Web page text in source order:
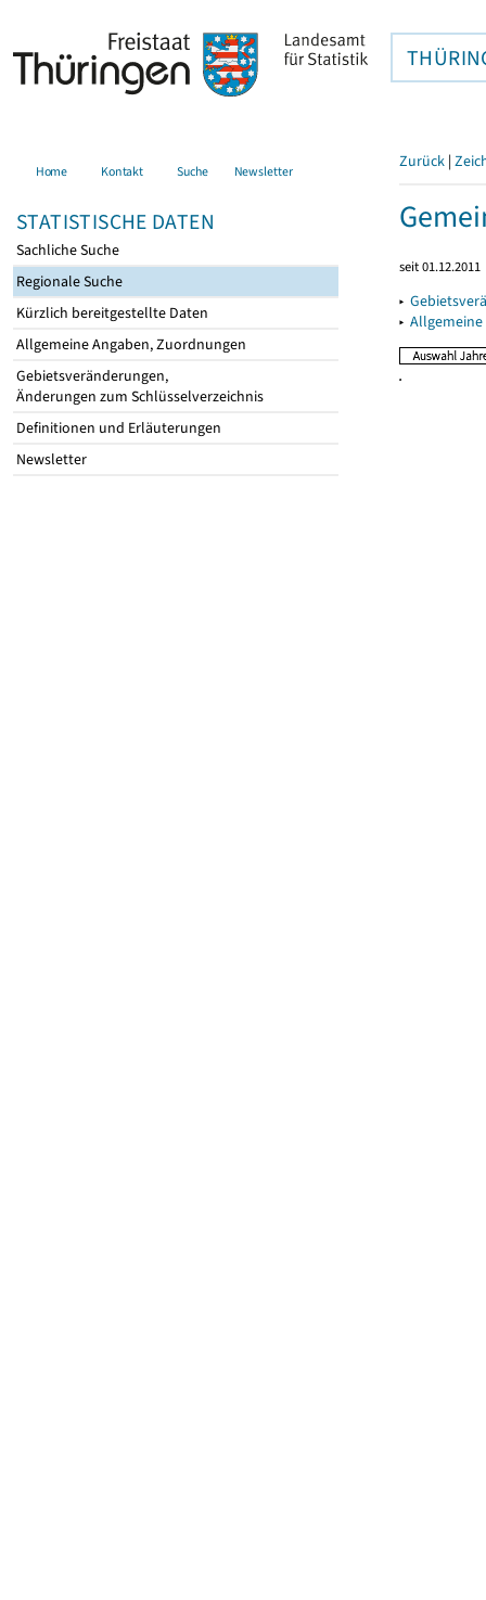
Home Kontakt Suche Newsletter
STATISTISCHE DATEN
Sachliche Suche
Regionale Suche
Kürzlich bereitgestellte Daten
Allgemeine Angaben, Zuordnungen
Gebietsveränderungen,
Änderungen zum Schlüsselverzeichnis
Definitionen und Erläuterungen
Newsletter
Zurück |
seit 01.12.2011
▸
▸